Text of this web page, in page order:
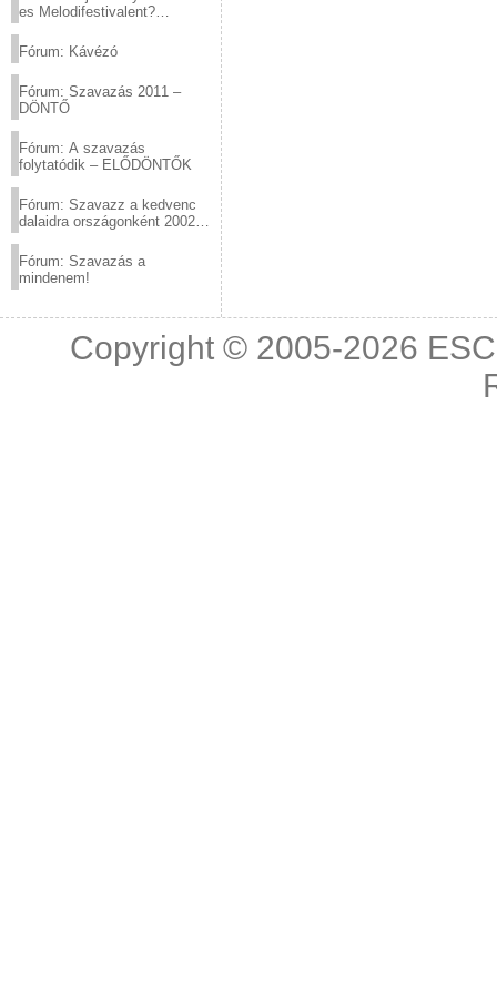
es Melodifestivalent?
Fórum: Kávézó
Fórum: Szavazás 2011 –
DÖNTŐ
Fórum: A szavazás
folytatódik – ELŐDÖNTŐK
Fórum: Szavazz a kedvenc
dalaidra országonként 2002
Fórum: Szavazás a
mindenem!
Copyright © 2005-2026